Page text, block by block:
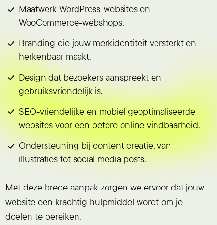
Maatwerk WordPress-websites en
WooCommerce-webshops.
Branding die jouw merkidentiteit versterkt en
herkenbaar maakt.
Design dat bezoekers aanspreekt en
gebruiksvriendelijk is.
SEO-vriendelijke en mobiel geoptimaliseerde
websites voor een betere online vindbaarheid.
Ondersteuning bij content creatie, van
illustraties tot social media posts.
Met deze brede aanpak zorgen we ervoor dat jouw
website een krachtig hulpmiddel wordt om je
doelen te bereiken.